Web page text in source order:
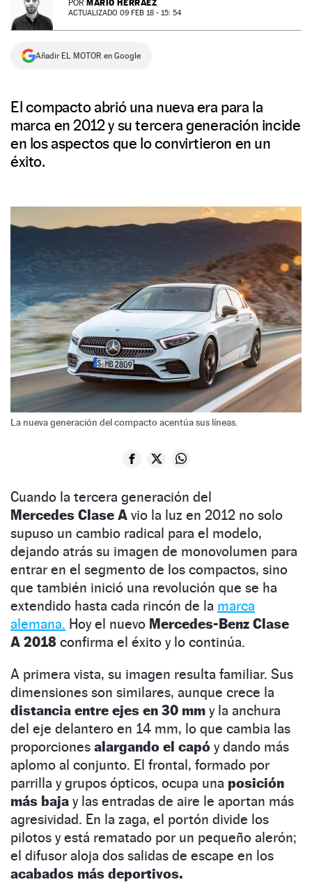
NEWSLETTER
SÍGUENOS
POR MARIO HERRÁEZ
ACTUALIZADO 09 FEB 18 - 15: 54
Añadir EL MOTOR en Google
El compacto abrió una nueva era para la
marca en 2012 y su tercera generación incide
en los aspectos que lo convirtieron en un
éxito.
La nueva generación del compacto acentúa sus líneas.
Cuando la tercera generación del
Mercedes Clase A vio la luz en 2012 no solo
supuso un cambio radical para el modelo,
dejando atrás su imagen de monovolumen para
entrar en el segmento de los compactos, sino
que también inició una revolución que se ha
extendido hasta cada rincón de la marca
alemana. Hoy el nuevo Mercedes-Benz Clase
A 2018 confirma el éxito y lo continúa.
A primera vista, su imagen resulta familiar. Sus
dimensiones son similares, aunque crece la
distancia entre ejes en 30 mm y la anchura
del eje delantero en 14 mm, lo que cambia las
proporciones alargando el capó y dando más
aplomo al conjunto. El frontal, formado por
parrilla y grupos ópticos, ocupa una posición
más baja y las entradas de aire le aportan más
agresividad. En la zaga, el portón divide los
pilotos y está rematado por un pequeño alerón;
el difusor aloja dos salidas de escape en los
acabados más deportivos.